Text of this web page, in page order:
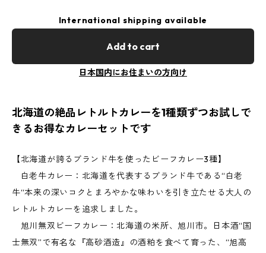
International shipping available
Add to cart
日本国内にお住まいの方向け
北海道の絶品レトルトカレーを1種類ずつお試しで
きるお得なカレーセットです
【北海道が誇るブランド牛を使ったビーフカレー3種】
白老牛カレー：北海道を代表するブランド牛である“白老
牛“本来の深いコクとまろやかな味わいを引き立たせる大人の
レトルトカレーを追求しました。
旭川無双ビーフカレー：北海道の米所、旭川市。日本酒“国
士無双”で有名な『高砂酒造』の酒粕を食べて育った、“旭高